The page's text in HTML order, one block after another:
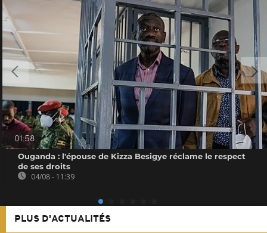
01:58
Ouganda : l'épouse de Kizza Besigye réclame le respect
de ses droits
04/08 - 11:39
PLUS D'ACTUALITÉS